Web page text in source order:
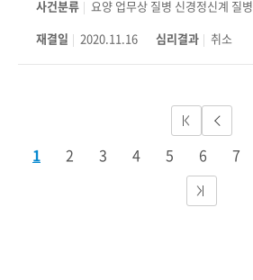
사건분류
요양 업무상 질병 신경정신계 질병
재결일
2020.11.16 심리결과 취소
1 2 3 4 5 6 7